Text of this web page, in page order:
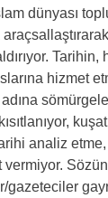
dünyası
hizmet
kısıtlanıyor,
analiz
vermiyor.
gazeteciler